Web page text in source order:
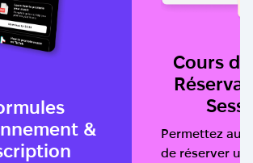
&
Cours
Permettez
de réserver un